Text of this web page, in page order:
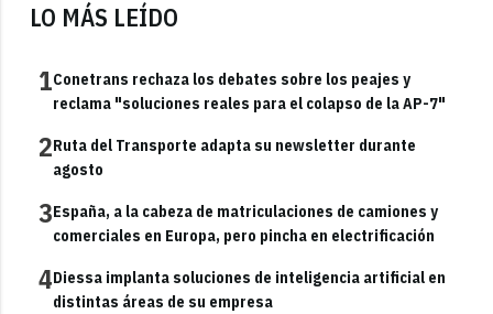
LO MÁS LEÍDO
1Conetrans rechaza los debates sobre los peajes y
reclama "soluciones reales para el colapso de la AP-7"
2Ruta del Transporte adapta su newsletter durante
agosto
3España, a la cabeza de matriculaciones de camiones y
comerciales en Europa, pero pincha en electrificación
4Diessa implanta soluciones de inteligencia artificial en
distintas áreas de su empresa